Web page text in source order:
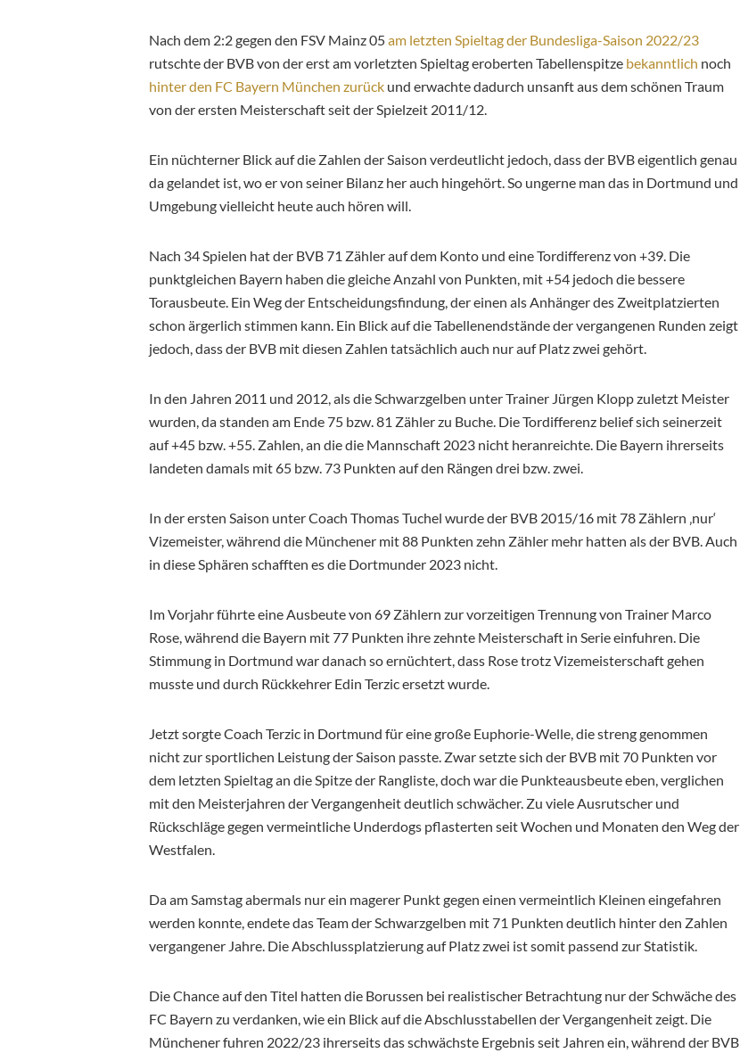
Nach dem 2:2 gegen den FSV Mainz 05am letzten Spieltag der Bundesliga-Saison 2022/23
rutschte der BVB von der erst am vorletzten Spieltag eroberten Tabellenspitze bekanntlich noch
hinter den FC Bayern München zurück und erwachte dadurch unsanft aus dem schönen Traum
von der ersten Meisterschaft seit der Spielzeit 2011/12.
Ein nüchterner Blick auf die Zahlen der Saison verdeutlicht jedoch, dass der BVB eigentlich genau
da gelandet ist, wo er von seiner Bilanz her auch hingehört. So ungerne man das in Dortmund und
Umgebung vielleicht heute auch hören will.
Nach 34 Spielen hat der BVB 71 Zähler auf dem Konto und eine Tordifferenz von +39. Die
punktgleichen Bayern haben die gleiche Anzahl von Punkten, mit +54 jedoch die bessere
Torausbeute. Ein Weg der Entscheidungsfindung, der einen als Anhänger des Zweitplatzierten
schon ärgerlich stimmen kann. Ein Blick auf die Tabellenendstände der vergangenen Runden zeigt
jedoch, dass der BVB mit diesen Zahlen tatsächlich auch nur auf Platz zwei gehört.
In den Jahren 2011 und 2012, als die Schwarzgelben unter Trainer Jürgen Klopp zuletzt Meister
wurden, da standen am Ende 75 bzw. 81 Zähler zu Buche. Die Tordifferenz belief sich seinerzeit
auf +45 bzw. +55. Zahlen, an die die Mannschaft 2023 nicht heranreichte. Die Bayern ihrerseits
landeten damals mit 65 bzw. 73 Punkten auf den Rängen drei bzw. zwei.
In der ersten Saison unter Coach Thomas Tuchel wurde der BVB 2015/16 mit 78 Zählern ‚nur‘
Vizemeister, während die Münchener mit 88 Punkten zehn Zähler mehr hatten als der BVB. Auch
in diese Sphären schafften es die Dortmunder 2023 nicht.
Im Vorjahr führte eine Ausbeute von 69 Zählern zur vorzeitigen Trennung von Trainer Marco
Rose, während die Bayern mit 77 Punkten ihre zehnte Meisterschaft in Serie einfuhren. Die
Stimmung in Dortmund war danach so ernüchtert, dass Rose trotz Vizemeisterschaft gehen
musste und durch Rückkehrer Edin Terzic ersetzt wurde.
Jetzt sorgte Coach Terzic in Dortmund für eine große Euphorie-Welle, die streng genommen
nicht zur sportlichen Leistung der Saison passte. Zwar setzte sich der BVB mit 70 Punkten vor
dem letzten Spieltag an die Spitze der Rangliste, doch war die Punkteausbeute eben, verglichen
mit den Meisterjahren der Vergangenheit deutlich schwächer. Zu viele Ausrutscher und
Rückschläge gegen vermeintliche Underdogs pflasterten seit Wochen und Monaten den Weg der
Westfalen.
Da am Samstag abermals nur ein magerer Punkt gegen einen vermeintlich Kleinen eingefahren
werden konnte, endete das Team der Schwarzgelben mit 71 Punkten deutlich hinter den Zahlen
vergangener Jahre. Die Abschlussplatzierung auf Platz zwei ist somit passend zur Statistik.
Die Chance auf den Titel hatten die Borussen bei realistischer Betrachtung nur der Schwäche des
FC Bayern zu verdanken, wie ein Blick auf die Abschlusstabellen der Vergangenheit zeigt. Die
Münchener fuhren 2022/23 ihrerseits das schwächste Ergebnis seit Jahren ein, während der BVB